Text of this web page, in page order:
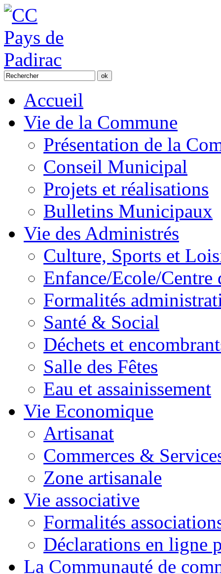
Accueil
Vie de la Commune
Présentation de la
Conseil Municipal
Projets et réalisations
Bulletins Municipaux
Vie des Administrés
Culture, Sports et
Enfance/Ecole/Centre
Formalités
Santé & Social
Déchets et
Salle des Fêtes
Eau et assainissement
Vie Economique
Artisanat
Commerces &
Zone artisanale
Vie associative
Formalités
Déclarations en ligne
La Communauté de